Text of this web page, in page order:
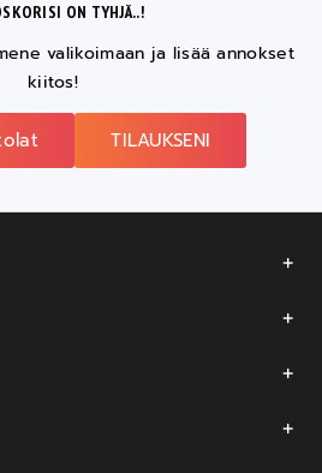
ON TYHJÄ..!
valikoimaan ja lisää annokset
kiitos!
TILAUKSENI